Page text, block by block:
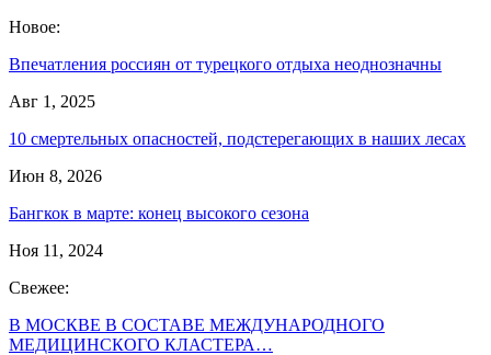
Новое:
Впечатления россиян от турецкого отдыха неоднозначны
Авг 1, 2025
10 смертельных опасностей, подстерегающих в наших лесах
Июн 8, 2026
Бангкок в марте: конец высокого сезона
Ноя 11, 2024
Свежее:
В МОСКВЕ В СОСТАВЕ МЕЖДУНАРОДНОГО
МЕДИЦИНСКОГО КЛАСТЕРА…